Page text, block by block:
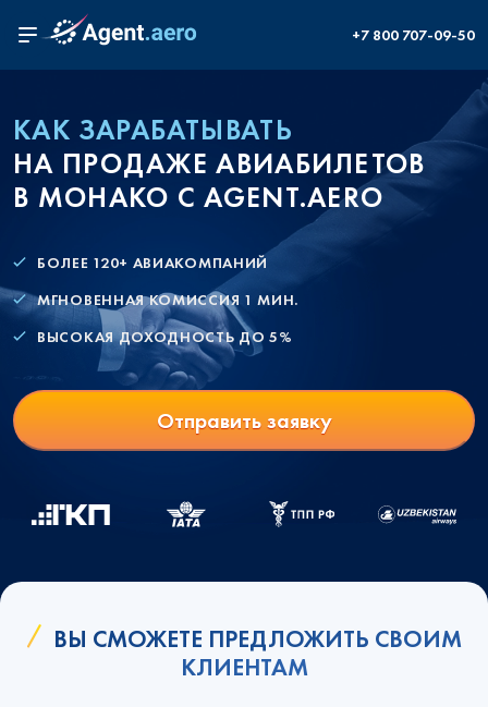
+7 800 707-09-50
КАК ЗАРАБАТЫВАТЬ
НА ПРОДАЖЕ АВИАБИЛЕТОВ
В МОНАКО С AGENT.AERO
БОЛЕЕ 120+ АВИАКОМПАНИЙ
МГНОВЕННАЯ КОМИССИЯ 1 МИН.
ВЫСОКАЯ ДОХОДНОСТЬ ДО 5%
Отправить заявку
ВЫ СМОЖЕТЕ ПРЕДЛОЖИТЬ СВОИМ
КЛИЕНТАМ